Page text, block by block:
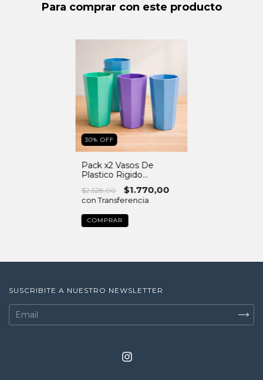
Para comprar con este producto
30%OFF
Pack x2 Vasos De
Plastico Rigido
Octogonal Color Pastel
$2.528,00 $1.770,00
con Transferencia
SUSCRIBITE A NUESTRO NEWSLETTER